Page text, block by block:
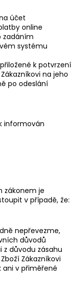
účet
online
zadáním
systému
k potvrzení
na jeho
po odeslání
informován
zákonem je
v případě, že:
nepřevezme,
důvodů
důvodu zásahu
Zákazníkovi
v přiměřené